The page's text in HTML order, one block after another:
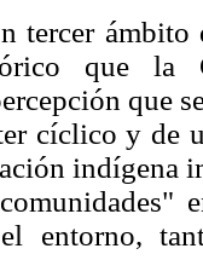
tercer
que la
que
cíclico y de
indígena
entorno,